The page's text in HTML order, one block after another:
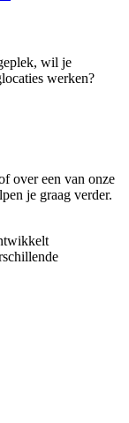
wil je
werken?
over een van onze
je graag verder.